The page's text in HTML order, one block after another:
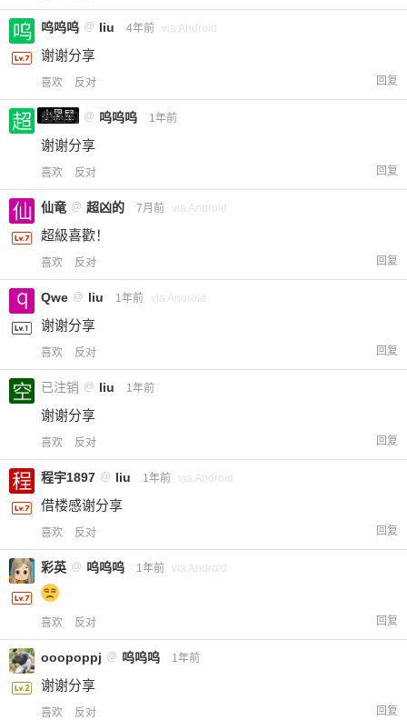
呜呜呜 @ liu 4年前 via Android
谢谢分享
喜欢 反对 回复
小黑屋
超凶的 @ 呜呜呜 1年前
谢谢分享
喜欢 反对 回复
仙竜 @ 超凶的 7月前 via Android
超級喜歡！
喜欢 反对 回复
Qwe @ liu 1年前 via Android
谢谢分享
喜欢 反对 回复
已注销 @ liu 1年前
谢谢分享
喜欢 反对 回复
程宇1897 @ liu 1年前 via Android
借楼感谢分享
喜欢 反对 回复
彩英 @ 呜呜呜 1年前 via Android
喜欢 反对 回复
ooopoppj @ 呜呜呜 1年前
谢谢分享
喜欢 反对 回复